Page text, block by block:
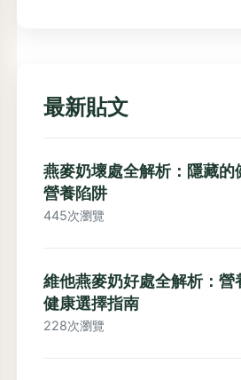
最新貼文
燕麥奶壞處全解析：隱藏的
營養陷阱
445次瀏覽
維他燕麥奶好處全解析：營
健康選擇指南
228次瀏覽